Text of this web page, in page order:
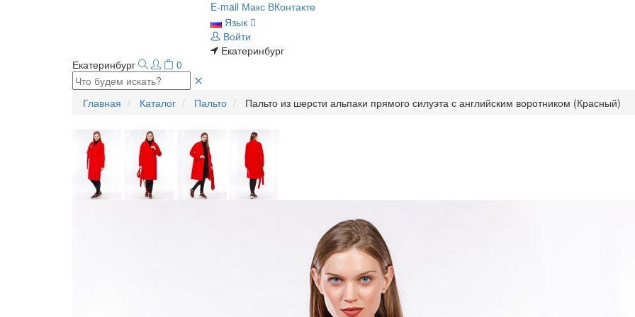
E-mail Макс ВКонтакте
Язык
Войти
Екатеринбург
Екатеринбург
0
Главная Каталог Пальто Пальто из шерсти альпаки прямого силуэта с английским воротником (Красный)